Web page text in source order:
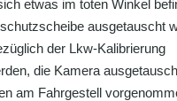
etwas im toten Winkel
ausgetauscht
der Lkw-Kalibrierung
die Kamera
am Fahrgestell